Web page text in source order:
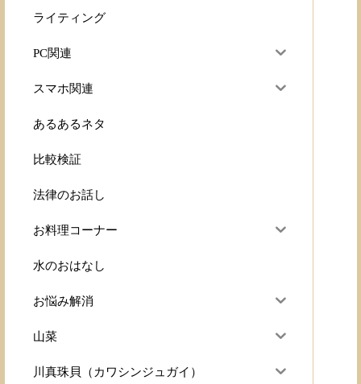
ライティング
PC関連
スマホ関連
あるあるネタ
比較検証
法律のお話し
お料理コーナー
水のおはなし
お悩み解消
山菜
川真珠貝（カワシンジュガイ）